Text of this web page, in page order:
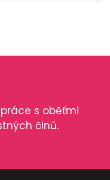
s oběťmi
činů.